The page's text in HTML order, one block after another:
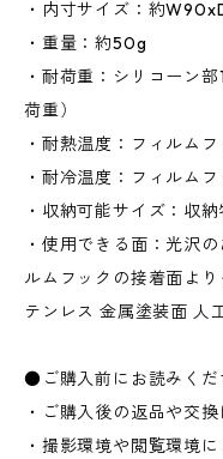
・内寸サイズ：約
・重量：約50g
・耐荷重：シリコーン
荷重）
・耐熱温度：フィルム
・耐冷温度：フィルム
・収納可能サイズ：収
・使用できる面：光沢
ルムフックの接着面よ
テンレス 金属塗装面 人
●ご購入前にお読みくだ
・ご購入後の返品や交換
・撮影環境や閲覧環境